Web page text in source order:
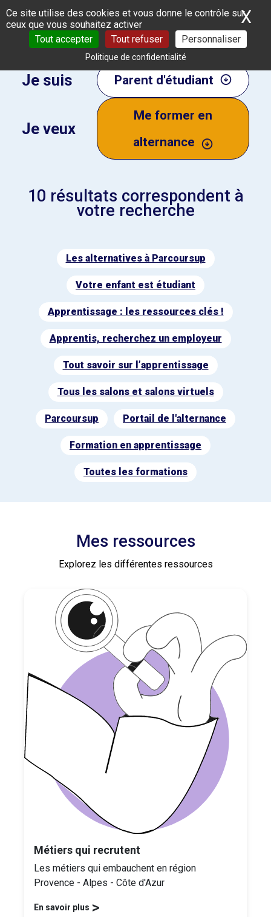
Panneau de gestion des cookies
Ce site utilise des cookies et vous donne le contrôle sur
ceux que vous souhaitez activer
Tout accepter
Tout refuser Personnaliser
Politique de confidentialité
X
Je suis Parent d'étudiant
Je veux
Me former en
alternance
10 résultats correspondent à
votre recherche
Les alternatives à Parcoursup
Votre enfant est étudiant
Apprentissage : les ressources clés !
Apprentis, recherchez un employeur
Tout savoir sur l’apprentissage
Tous les salons et salons virtuels
Parcoursup Portail de l'alternance
Formation en apprentissage
Toutes les formations
Mes ressources
Explorez les différentes ressources
Métiers qui recrutent
Les métiers qui embauchent en région
Provence - Alpes - Côte d'Azur
En savoir plus >